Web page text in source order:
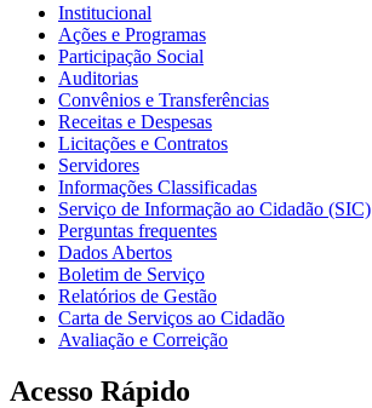
Institucional
Ações e Programas
Participação Social
Auditorias
Convênios e Transferências
Receitas e Despesas
Licitações e Contratos
Servidores
Informações Classificadas
Serviço de Informação ao Cidadão (SIC)
Perguntas frequentes
Dados Abertos
Boletim de Serviço
Relatórios de Gestão
Carta de Serviços ao Cidadão
Avaliação e Correição
Acesso Rápido